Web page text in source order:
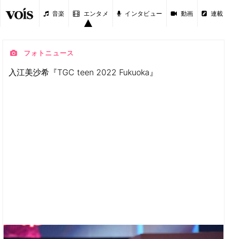
音楽 エンタメ インタビュー 動画 連載
フォトニュース
入江美沙希『TGC teen 2022 Fukuoka』